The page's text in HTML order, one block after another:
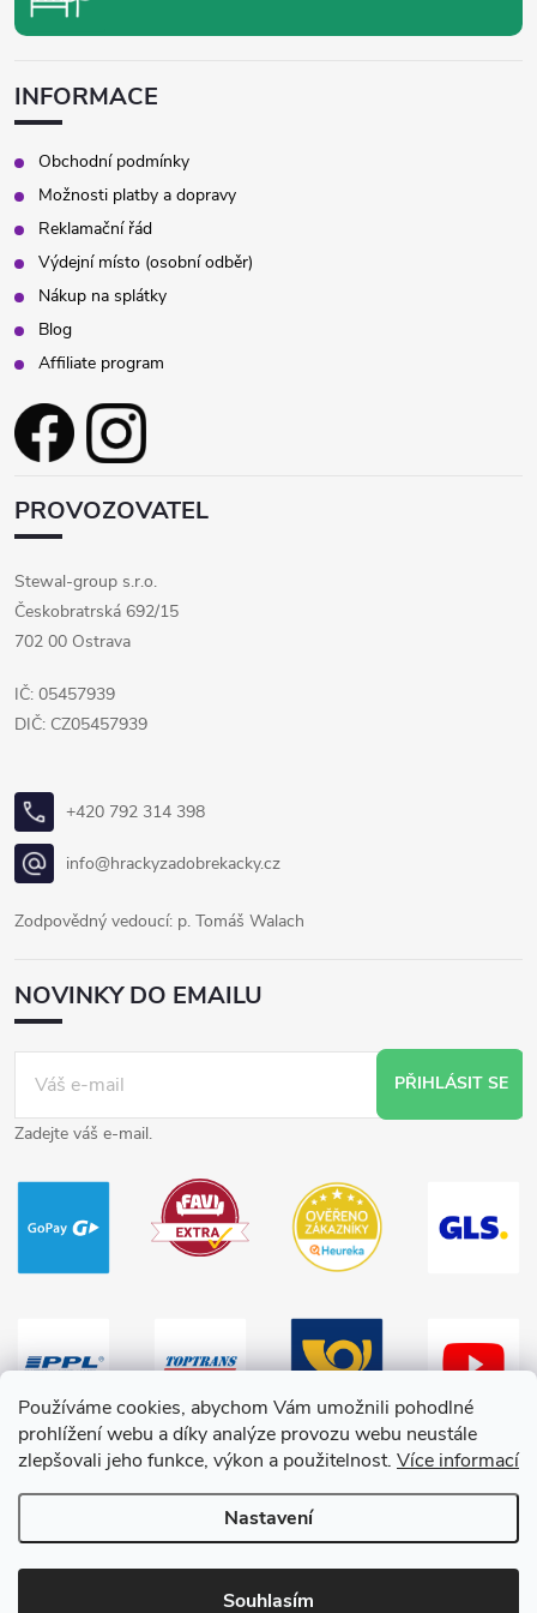
Používáme cookies, abychom Vám umožnili pohodlné
prohlížení webu a díky analýze provozu webu neustále
zlepšovali jeho funkce, výkon a použitelnost. Více informací
Nastavení
Souhlasím
INFORMACE
Obchodní podmínky
Možnosti platby a dopravy
Reklamační řád
Výdejní místo (osobní odběr)
Nákup na splátky
Blog
Affiliate program
PROVOZOVATEL
Stewal-group s.r.o.
Českobratrská 692/15
702 00 Ostrava
IČ: 05457939
DIČ: CZ05457939
+420 792 314 398
info@hrackyzadobrekacky.cz
Zodpovědný vedoucí: p. Tomáš Walach
NOVINKY DO EMAILU
PŘIHLÁSIT SE
Zadejte váš e-mail.